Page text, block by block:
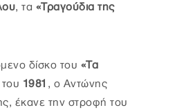
, τα «Τραγούδια της
δίσκο του «Τα
του 1981 , ο Αντώνης
έκανε την στροφή του